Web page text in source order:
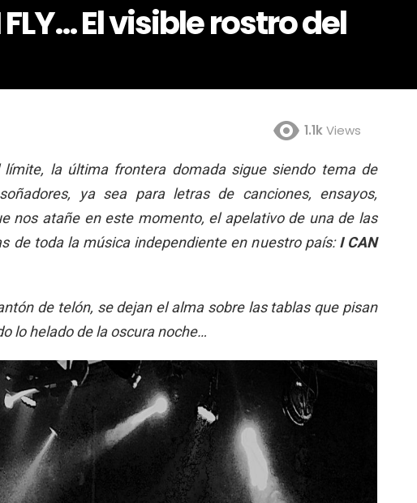
El visible rostro del
1.1kViews
la última frontera domada sigue siendo tema de
ya sea para letras de canciones, ensayos,
nos atañe en este momento, el apelativo de una de las
de toda la música independiente en nuestro país:I CAN
de telón, se dejan el alma sobre las tablas que pisan
lo helado de la oscura noche…